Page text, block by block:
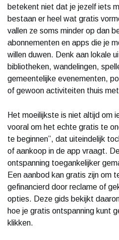
betekent niet dat je jezelf iets
bestaan er heel wat gratis
vallen ze soms minder op dan
abonnementen en apps die je
willen duwen. Denk aan lokale
bibliotheken, wandelingen,
gemeentelijke evenementen,
of gewoon activiteiten thuis
Het moeilijkste is niet altijd om
vooral om het echte gratis te
te beginnen”, dat uiteindelijk
of aankoop in de app vraagt.
ontspanning toegankelijker
Een aanbod kan gratis zijn om
gefinancierd door reclame of
opties. Deze gids bekijkt
hoe je gratis ontspanning kunt
klikken.